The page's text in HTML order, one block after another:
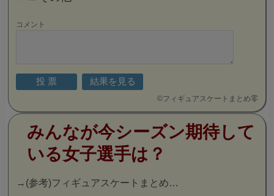
コメント
©フィギュアスケートまとめ零
みんなが今シーズン期待して
いる女子選手は？
→ (参考)フィギュアスケートまとめ…